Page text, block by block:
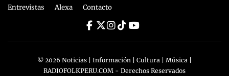
Entrevistas
Alexa Contacto
© 2026 Noticias | Información | Cultura | Música |
RADIOFOLKPERU.COM - Derechos Reservados